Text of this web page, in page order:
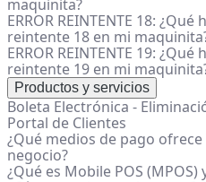
maquinita?
ERROR REINTENTE 18:
reintente 18 en mi
ERROR REINTENTE 19:
reintente 19 en mi
Productos y servicios
Boleta Electrónica -
Portal de Clientes
¿Qué medios de pago
negocio?
¿Qué es Mobile POS